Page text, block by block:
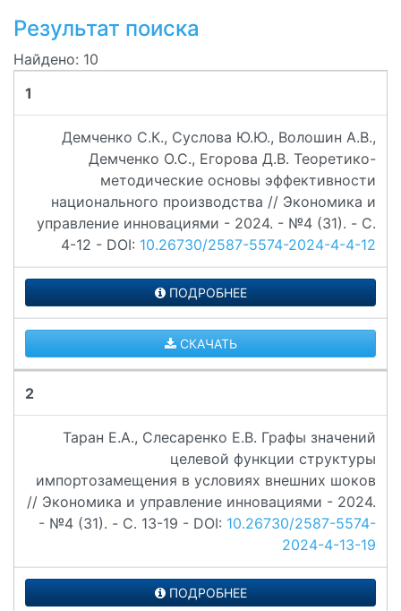
Результат поиска
Найдено: 10
1
Демченко С.К., Суслова Ю.Ю., Волошин А.В.,
Демченко О.С., Егорова Д.В. Теоретико-
методические основы эффективности
национального производства // Экономика и
управление инновациями - 2024. - №4 (31). - C.
4-12 - DOI: 10.26730/2587-5574-2024-4-4-12
ПОДРОБНЕЕ
СКАЧАТЬ
2
Таран Е.А., Слесаренко Е.В. Графы значений
целевой функции структуры
импортозамещения в условиях внешних шоков
// Экономика и управление инновациями - 2024.
- №4 (31). - C. 13-19 - DOI: 10.26730/2587-5574-
2024-4-13-19
ПОДРОБНЕЕ